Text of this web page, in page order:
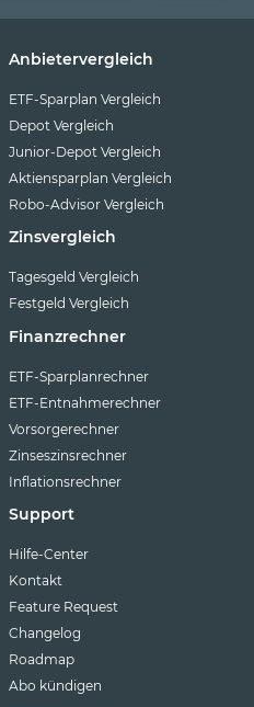
Anbietervergleich
ETF-Sparplan Vergleich
Depot Vergleich
Junior-Depot Vergleich
Aktiensparplan Vergleich
Robo-Advisor Vergleich
Zinsvergleich
Tagesgeld Vergleich
Festgeld Vergleich
Finanzrechner
ETF-Sparplanrechner
ETF-Entnahmerechner
Vorsorgerechner
Zinseszinsrechner
Inflationsrechner
Support
Hilfe-Center
Kontakt
Feature Request
Changelog
Roadmap
Abo kündigen